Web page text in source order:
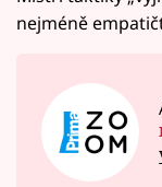
nejméně